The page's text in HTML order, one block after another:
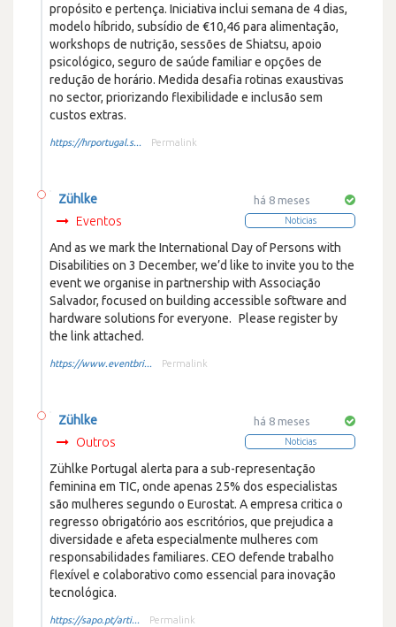
propósito e pertença. Iniciativa inclui semana de 4 dias,
modelo híbrido, subsídio de €10,46 para alimentação,
workshops de nutrição, sessões de Shiatsu, apoio
psicológico, seguro de saúde familiar e opções de
redução de horário. Medida desafia rotinas exaustivas
no sector, priorizando flexibilidade e inclusão sem
custos extras.
https://hrportugal.s... Permalink
há 8 meses
Noticias
Zühlke
Eventos
And as we mark the International Day of Persons with
Disabilities on 3 December, we’d like to invite you to the
event we organise in partnership with Associação
Salvador, focused on building accessible software and
hardware solutions for everyone. Please register by
the link attached.
https://www.eventbri... Permalink
há 8 meses
Noticias
Zühlke
Outros
Zühlke Portugal alerta para a sub-representação
feminina em TIC, onde apenas 25% dos especialistas
são mulheres segundo o Eurostat. A empresa critica o
regresso obrigatório aos escritórios, que prejudica a
diversidade e afeta especialmente mulheres com
responsabilidades familiares. CEO defende trabalho
flexível e colaborativo como essencial para inovação
tecnológica.
https://sapo.pt/arti... Permalink